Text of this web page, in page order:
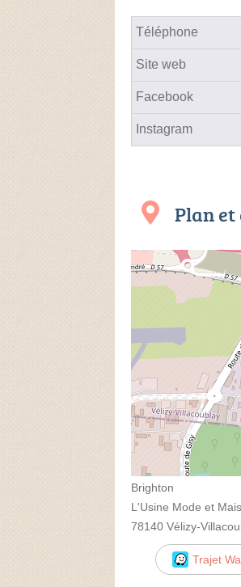
Téléphone
Site web
Facebook
Instagram
Plan et
Brighton
L'Usine Mode et
78140 Vélizy-
Trajet